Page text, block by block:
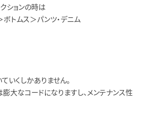
クションの時は
トムス＞パンツ・デニム
いくしかありません。
大なコードになりますし、メンテナンス性